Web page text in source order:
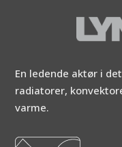
En ledende aktør i
radiatorer,
varme.